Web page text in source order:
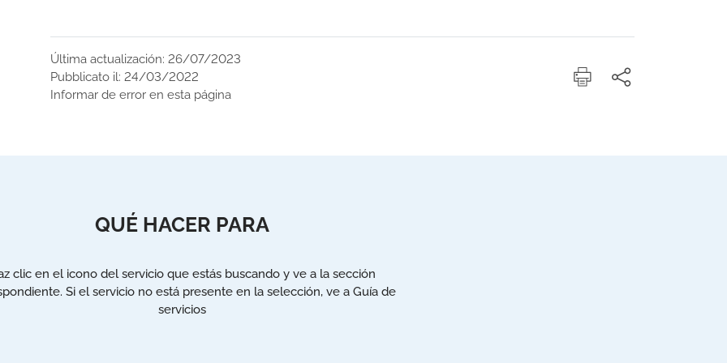
Última actualización: 26/07/2023
Pubblicato il: 24/03/2022
Informar de error en esta página
QUÉ HACER PARA
clic en el icono del servicio que estás buscando y ve a la sección
Si el servicio no está presente en la selección, ve a Guía de
servicios